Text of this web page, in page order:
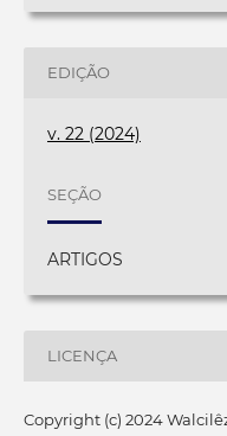
EDIÇÃO
v. 22 (2024)
SEÇÃO
ARTIGOS
LICENÇA
Copyright (c) 2024